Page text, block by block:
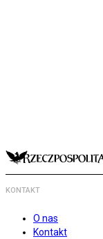
KONTAKT
O nas
Kontakt